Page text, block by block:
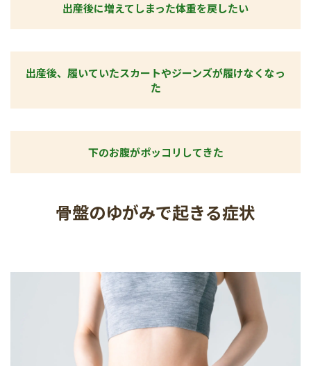
出産後に増えてしまった体重を戻したい
出産後、履いていたスカートやジーンズが履けなくなっ
た
下のお腹がポッコリしてきた
骨盤のゆがみで起きる症状